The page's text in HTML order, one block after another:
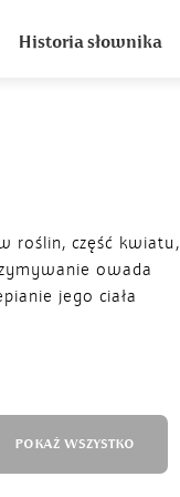
Historia słownika
roślin, część kwiatu,
owada
jego ciała
POKAŻ WSZYSTKO